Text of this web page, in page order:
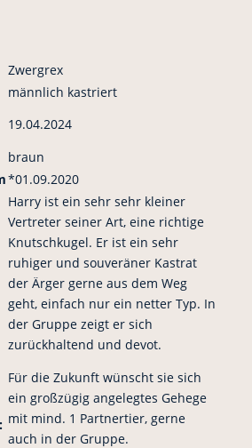
Zwergrex
männlich kastriert
19.04.2024
braun
*01.09.2020
Harry ist ein sehr sehr kleiner
Vertreter seiner Art, eine richtige
Knutschkugel. Er ist ein sehr
ruhiger und souveräner Kastrat
der Ärger gerne aus dem Weg
geht, einfach nur ein netter Typ. In
der Gruppe zeigt er sich
zurückhaltend und devot.
Für die Zukunft wünscht sie sich
ein großzügig angelegtes Gehege
mit mind. 1 Partnertier, gerne
auch in der Gruppe.